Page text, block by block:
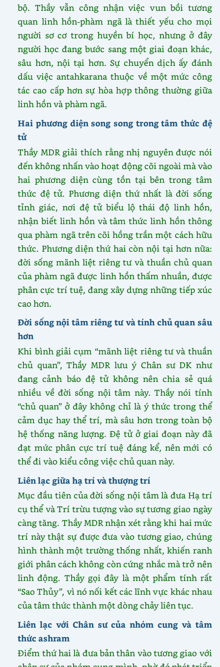
bộ. Thầy vẫn công nhận việc vun bồi tương
quan linh hồn-phàm ngã là thiết yếu cho mọi
người sơ cơ trong huyền bí học, nhưng ở đây
người học đang bước sang một giai đoạn khác,
sâu hơn, nội tại hơn. Sự chuyển dịch ấy đánh
dấu việc antahkarana thuộc về một mức công
tác cao cấp hơn sự hòa hợp thông thường giữa
linh hồn và phàm ngã.
Hai phương diện song song trong tâm thức đệ
tử
Thầy MDR giải thích rằng nhị nguyên được nói
đến không nhấn vào hoạt động cõi ngoài mà vào
hai phương diện cùng tồn tại bên trong tâm
thức đệ tử. Phương diện thứ nhất là đời sống
tỉnh giác, nơi đệ tử biểu lộ thái độ linh hồn,
nhận biết linh hồn và tâm thức linh hồn thông
qua phàm ngã trên cõi hồng trần một cách hữu
thức. Phương diện thứ hai còn nội tại hơn nữa:
đời sống mãnh liệt riêng tư và thuần chủ quan
của phàm ngã được linh hồn thấm nhuần, được
phân cực trí tuệ, đang xây dựng những tiếp xúc
cao hơn.
Đời sống nội tâm riêng tư và tính chủ quan sâu
hơn
Khi bình giải cụm “mãnh liệt riêng tư và thuần
chủ quan”, Thầy MDR lưu ý Chân sư DK như
đang cảnh báo đệ tử không nên chia sẻ quá
nhiều về đời sống nội tâm này. Thầy nói tính
“chủ quan” ở đây không chỉ là ý thức trong thể
cảm dục hay thể trí, mà sâu hơn trong toàn bộ
hệ thống năng lượng. Đệ tử ở giai đoạn này đã
đạt mức phân cực trí tuệ đáng kể, nên mới có
thể đi vào kiểu công việc chủ quan này.
Liên lạc giữa hạ trí và thượng trí
Mục đầu tiên của đời sống nội tâm là đưa Hạ trí
cụ thể và Trí trừu tượng vào sự tương giao ngày
càng tăng. Thầy MDR nhận xét rằng khi hai mức
trí này thật sự được đưa vào tương giao, chúng
hình thành một trường thống nhất, khiến ranh
giới phân cách không còn cứng nhắc mà trở nên
linh động. Thầy gọi đây là một phẩm tính rất
“Sao Thủy”, vì nó nối kết các lĩnh vực khác nhau
của tâm thức thành một dòng chảy liên tục.
Liên lạc với Chân sư của nhóm cung và tâm
thức ashram
Điểm thứ hai là đưa bản thân vào tương giao với